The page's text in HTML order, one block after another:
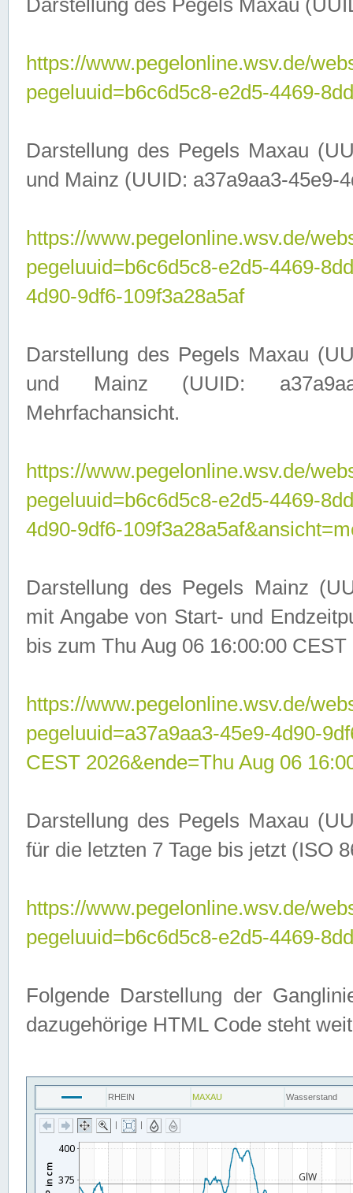
Darstellung des Pegels Maxau
https://www.pegelonline.wsv.de/
pegeluuid=b6c6d5c8-e2d5-4469-
Darstellung des Pegels Maxau
und Mainz (UUID: a37a9aa3-45e9-
https://www.pegelonline.wsv.de/
pegeluuid=b6c6d5c8-e2d5-4469-
4d90-9df6-109f3a28a5af
Darstellung des Pegels Maxau
und Mainz (UUID:
Mehrfachansicht.
https://www.pegelonline.wsv.de/
pegeluuid=b6c6d5c8-e2d5-4469-
4d90-9df6-
Darstellung des Pegels Mainz
mit Angabe von Start- und
bis zum Thu Aug 06 16:00:00 CEST
https://www.pegelonline.wsv.de/
pegeluuid=a37a9aa3-45e9-4d90-
CEST 2026&ende=Thu Aug 06
Darstellung des Pegels Maxau
für die letzten 7 Tage bis jetzt (ISO
https://www.pegelonline.wsv.de/
pegeluuid=b6c6d5c8-e2d5-4469-
Folgende Darstellung der
dazugehörige HTML Code steht